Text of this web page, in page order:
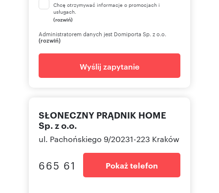
Chcę otrzymywać informacje o promocjach i
usługach.
(rozwiń)
Administratorem danych jest Domiporta Sp. z o.o.
(rozwiń)
Wyślij zapytanie
SŁONECZNY PRĄDNIK HOME
Sp. z o.o.
ul. Pachońskiego 9/20231-223 Kraków
665 61 Pokaż telefon